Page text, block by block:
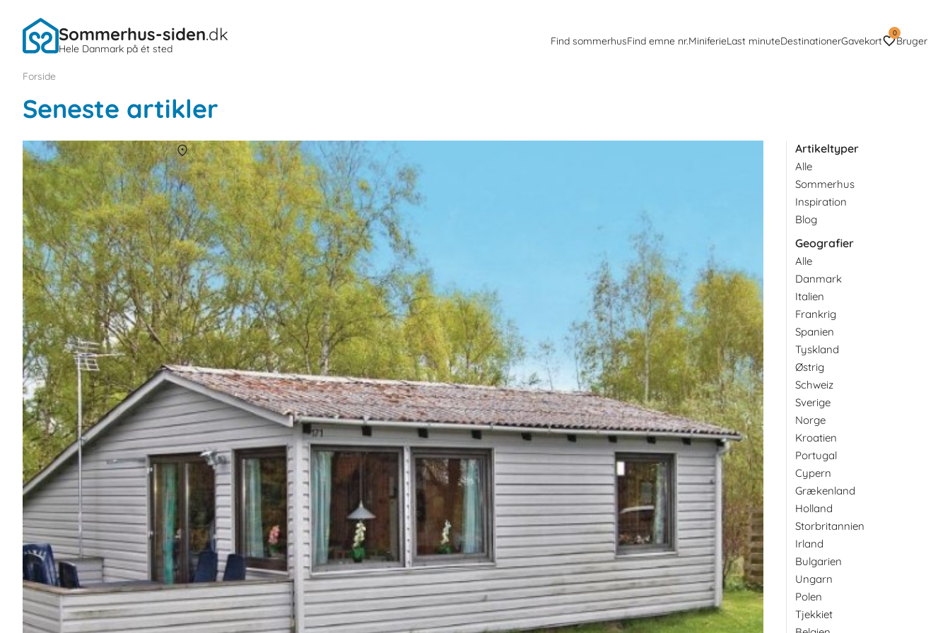
Sommerhus-siden.dk
Hele Danmark på ét sted
Find sommerhusFind emne nr.MiniferieLast minuteDestinationerGavekort
0
Bruger
Forside
Seneste artikler
billigt sommerhus i skanderborg
Lej et sommerhus til maks. kr. 3.000,- for en uge.
OmSkanderborg Artikeltyper
Alle
Sommerhus
Inspiration
Blog
Geografier
Alle
Danmark
Italien
Frankrig
Spanien
Tyskland
Østrig
Schweiz
Sverige
Norge
Kroatien
Portugal
Cypern
Grækenland
Holland
Storbritannien
Irland
Bulgarien
Ungarn
Polen
Tjekkiet